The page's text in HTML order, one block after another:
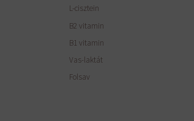
L-cisztein
B2 vitamin
B1 vitamin
Vas-laktát
Folsav